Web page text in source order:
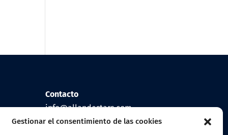
Gestionar el consentimiento de las cookies
Contacto
info@allandestars.com